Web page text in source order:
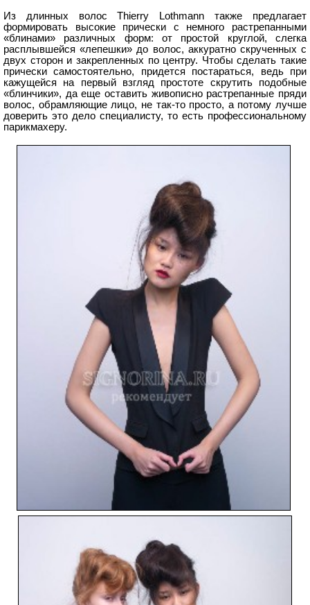
Из длинных волос Thierry Lothmann также предлагает
формировать высокие прически с немного растрепанными
«блинами» различных форм: от простой круглой, слегка
расплывшейся «лепешки» до волос, аккуратно скрученных с
двух сторон и закрепленных по центру. Чтобы сделать такие
прически самостоятельно, придется постараться, ведь при
кажущейся на первый взгляд простоте скрутить подобные
«блинчики», да еще оставить живописно растрепанные пряди
волос, обрамляющие лицо, не так-то просто, а потому лучше
доверить это дело специалисту, то есть профессиональному
парикмахеру.